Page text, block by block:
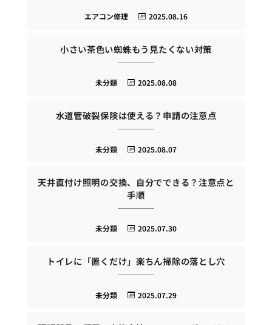
2025.08.16
エアコン修理
小さい茶色い蜘蛛もう見たくない対策
2025.08.08
未分類
水道管破裂保険は使える？申請の注意点
2025.08.07
未分類
天井直付け照明の交換、自分でできる？注意点と
手順
2025.07.30
未分類
トイレに「置くだけ」楽ちん掃除の落とし穴
2025.07.29
未分類